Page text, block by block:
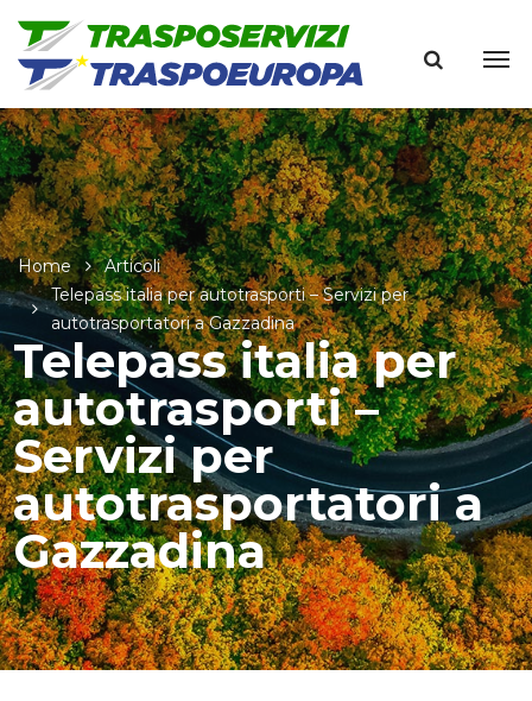
Home
Articoli
Telepass italia per autotrasporti – Servizi per
autotrasportatori a Gazzadina
Telepass italia per
autotrasporti –
Servizi per
autotrasportatori a
Gazzadina